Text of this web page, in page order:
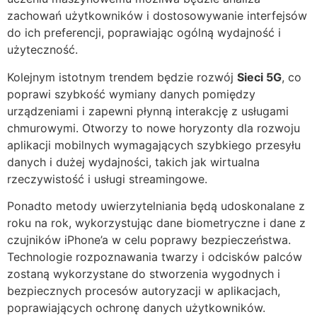
zachowań użytkowników i dostosowywanie interfejsów
do ich preferencji, poprawiając ogólną wydajność i
użyteczność.
Kolejnym istotnym trendem będzie rozwój Sieci 5G, co
poprawi szybkość wymiany danych pomiędzy
urządzeniami i zapewni płynną interakcję z usługami
chmurowymi. Otworzy to nowe horyzonty dla rozwoju
aplikacji mobilnych wymagających szybkiego przesyłu
danych i dużej wydajności, takich jak wirtualna
rzeczywistość i usługi streamingowe.
Ponadto metody uwierzytelniania będą udoskonalane z
roku na rok, wykorzystując dane biometryczne i dane z
czujników iPhone’a w celu poprawy bezpieczeństwa.
Technologie rozpoznawania twarzy i odcisków palców
zostaną wykorzystane do stworzenia wygodnych i
bezpiecznych procesów autoryzacji w aplikacjach,
poprawiających ochronę danych użytkowników.